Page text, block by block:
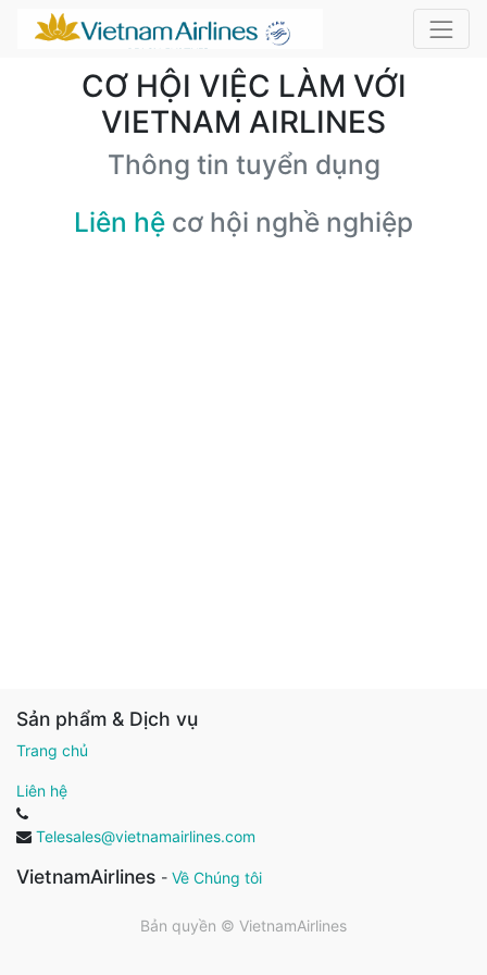
CƠ HỘI VIỆC LÀM VỚI
VIETNAM AIRLINES
Thông tin tuyển dụng
Liên hệ cơ hội nghề nghiệp
Sản phẩm & Dịch vụ
Trang chủ
Liên hệ
Telesales@vietnamairlines.com
VietnamAirlines - Về Chúng tôi
Bản quyền © VietnamAirlines